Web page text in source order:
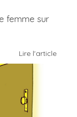
femme sur
Lire l'article